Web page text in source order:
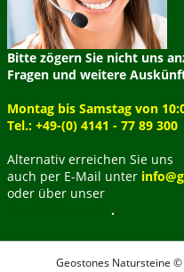
Bitte zögern Sie nicht uns
Fragen und weitere
Montag bis Samstag von
Tel.: +49-(0) 4141 - 77 89 300
Alternativ erreichen Sie uns
auch per E-Mail unter
oder über unser
.
Geostones Natursteine